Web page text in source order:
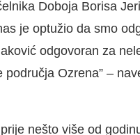
Doboja Borisa
je optužio da smo
odgovoran za
područja Ozrena” –
nešto više od